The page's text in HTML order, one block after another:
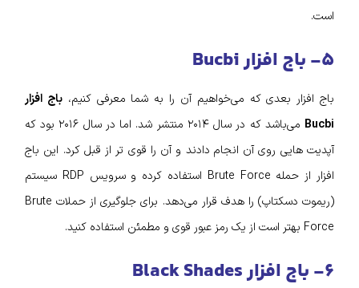
است.
۵- باج افزار Bucbi
باج افزار بعدی که می‌خواهیم آن را به شما معرفی کنیم،باج افزار
Bucbi
می‌باشد که در سال ۲۰۱۴ منتشر شد. اما در سال ۲۰۱۶ بود که
آپدیت‌ هایی روی آن انجام دادند و آن را قوی‌ تر از قبل کرد. این باج
افزار از حمله Brute Force استفاده کرده و سرویس RDP سیستم
(ریموت دسکتاپ) را هدف قرار می‌دهد. برای جلوگیری از حملات Brute
Force بهتر است از یک رمز عبور قوی و مطمئن استفاده کنید.
۶- باج افزار Black Shades